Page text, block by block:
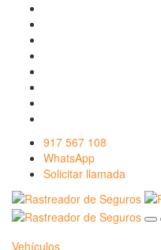
917 567 108
WhatsApp
Solicitar llamada
Vehículos